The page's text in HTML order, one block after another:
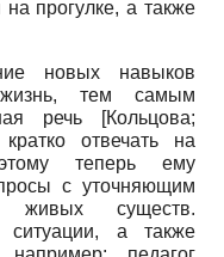
прогулке, а также
новых навыков
тем самым
речь
[Кольцова;
отвечать на
теперь ему
с уточняющим
живых существ.
ситуации, а также